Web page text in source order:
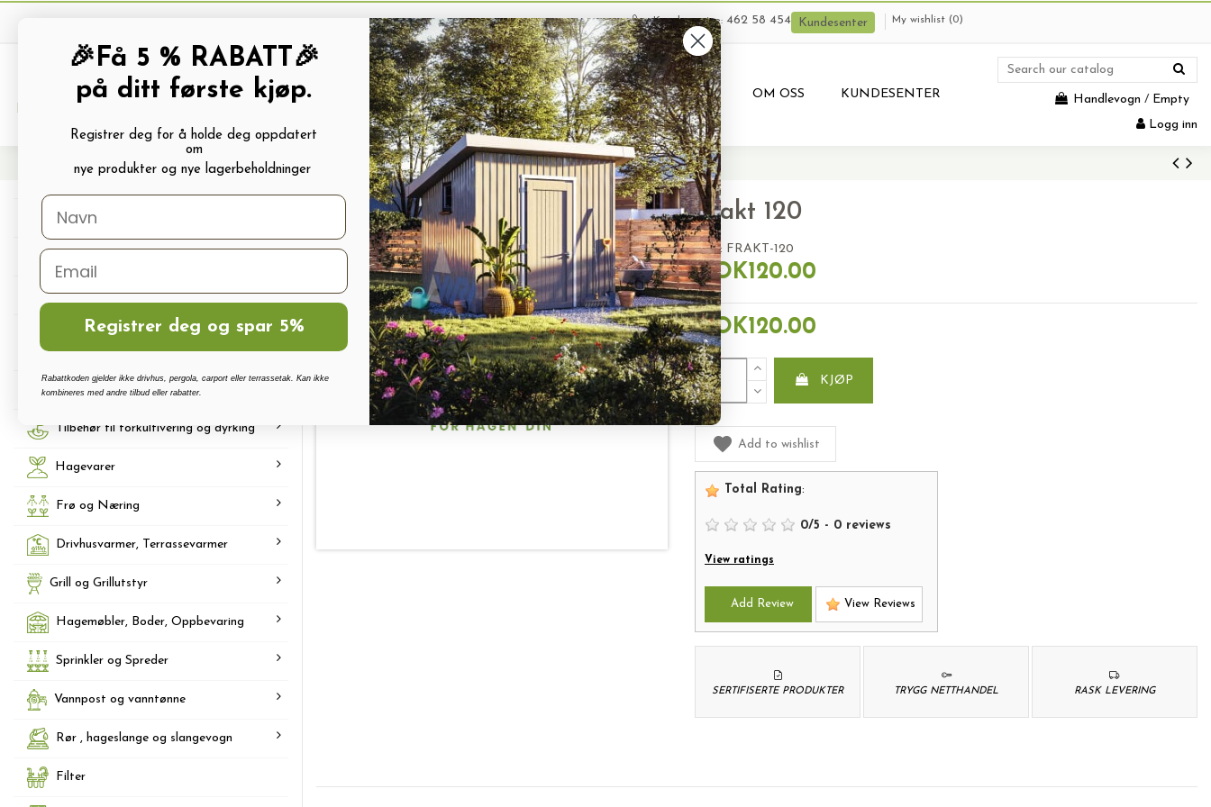
Kundeservice: 462 58 454 Kundesenter My wishlist (0)
PRODUKTKATALOG ALLE TILBUDSVARER BRUKTE VARER PRODUKTUTLEIE OM OSS KUNDESENTER Handlevogn / Empty
Logg inn
Frakt 120
SKU: FRAKT-120
NOK120.00
NOK120.00
KJØP
Add to wishlist
Total Rating:
0/5 - 0 reviews
View ratings
Add Review View Reviews
RASK LEVERING
TRYGG NETTHANDEL
SERTIFISERTE PRODUKTER
Drivhus
Polykarbonat, Glass Og Tilbehør
Terrassetak, Pergola, Hagestuer,
Carport
Drivhus vanningssett
Tilbehør til forkultivering og dyrking
Hagevarer
Frø og Næring
Drivhusvarmer, Terrassevarmer
Grill og Grillutstyr
Hagemøbler, Boder, Oppbevaring
Sprinkler og Spreder
Vannpost og vanntønne
Rør , hageslange og slangevogn
Filter
🎉Få 5 % RABATT🎉
på ditt første kjøp.
Registrer deg for å holde deg oppdatert
om
nye produkter og nye lagerbeholdninger
Registrer deg og spar 5%
Rabattkoden gjelder ikke drivhus, pergola, carport eller terrassetak. Kan ikke
kombineres med andre tilbud eller rabatter.